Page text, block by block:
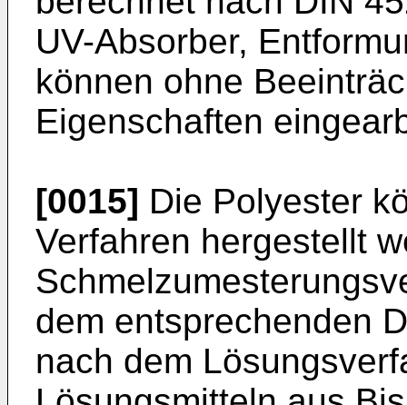
UV-Absorber,
können ohne
Eigenschaften
[0015] Die Polyester
Verfahren hergestellt
dem entsprechenden
nach dem